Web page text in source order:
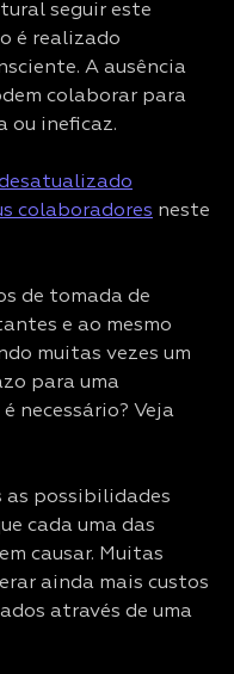
seguir este
é realizado
A ausência
colaborar para
ou ineficaz.
colaboradores neste
de tomada de
e ao mesmo
muitas vezes um
para uma
necessário? Veja
as possibilidades
cada uma das
causar. Muitas
ainda mais custos
através de uma